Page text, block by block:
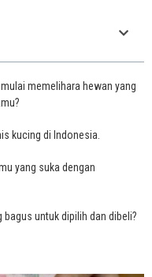
memelihara hewan yang
kucing di Indonesia.
yang suka dengan
bagus untuk dipilih dan dibeli?